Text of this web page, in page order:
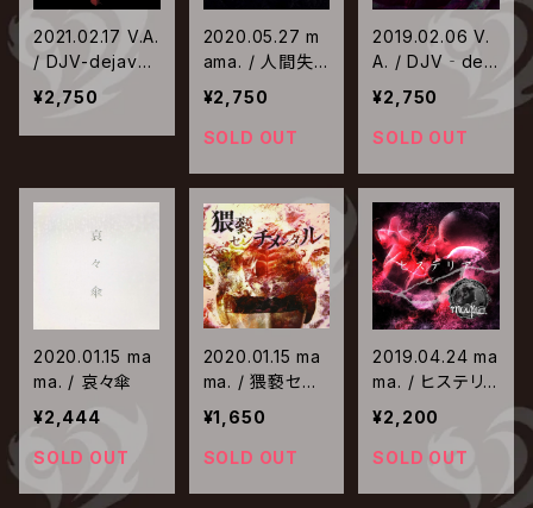
2021.02.17 V.A.
/ DJV-dejavu-
3
¥2,750
2020.05.27 m
ama. / 人間失
格
¥2,750
SOLD OUT
2019.02.06 V.
A. / DJV‐deja
vu‐2
¥2,750
SOLD OUT
2020.01.15 ma
ma. / 哀々傘
¥2,444
SOLD OUT
2020.01.15 ma
ma. / 猥褻セン
チメンタル
¥1,650
SOLD OUT
2019.04.24 ma
ma. / ヒステリ
ア
¥2,200
SOLD OUT